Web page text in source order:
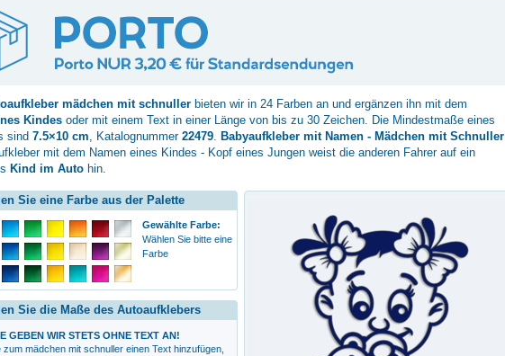
mädchen mit schnullerbieten wir in 24 Farben an und ergänzen ihn mit dem
Kindesoder mit einem Text in einer Länge von bis zu 30 Zeichen. Die Mindestmaße eines
sind 7.5×10 cm, Katalognummer 22479. Babyaufkleber mit Namen - Mädchen mit Schnuller
mit dem Namen eines Kindes - Kopf eines Jungen weist die anderen Fahrer auf ein
Kind im Autohin.
Sie eine Farbe aus der Palette
Gewählte Farbe:
Wählen Sie bitte eine
Farbe
Sie die Maße des Autoaufklebers
GEBEN WIR STETS OHNE TEXT AN!
zum mädchen mit schnullereinen Text hinzufügen,